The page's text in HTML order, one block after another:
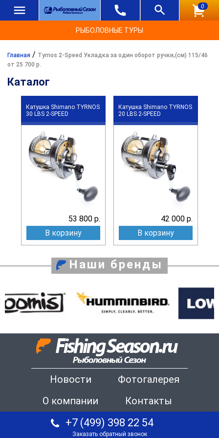
0
РЫБОЛОВНЫЕ ТУРЫ
Главная / Tyrnos 2-Speed Укладка за один оборот ручки,(см) 115/46
от 25 700 р.
Каталог
Катушка Shimano TYRNOS
30 LBS 2-SPEED
53 800 р.
В корзину
Катушка Shimano TYRNOS
20 LBS 2-SPEED
42 000 р.
В корзину
Наши бренды
Новости
Фотогалерея
О компании
Контакты
+7 (499) 398 22 54
Заказать обратный звонок